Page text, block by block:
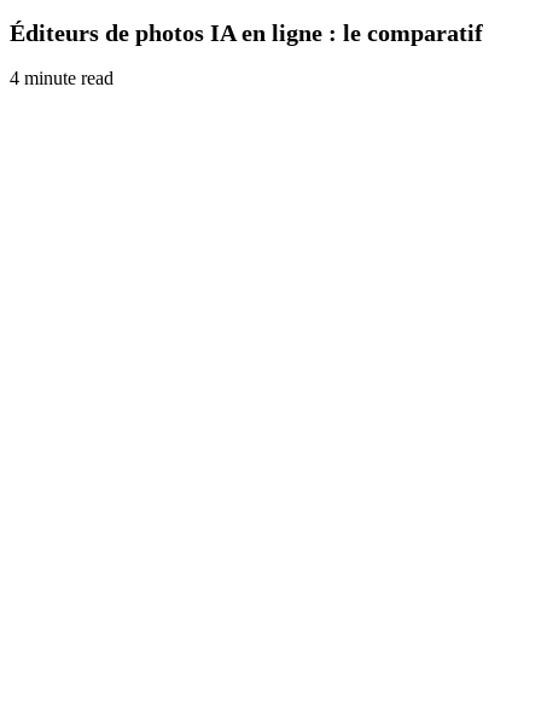
Éditeurs de photos IA en ligne : le comparatif
4 minute read